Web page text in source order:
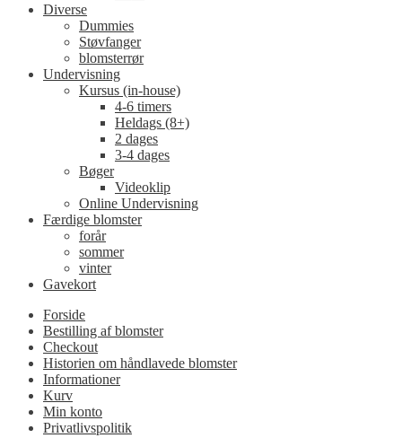
Diverse
Dummies
Støvfanger
blomsterrør
Undervisning
Kursus (in-house)
4-6 timers
Heldags (8+)
2 dages
3-4 dages
Bøger
Videoklip
Online Undervisning
Færdige blomster
forår
sommer
vinter
Gavekort
Forside
Bestilling af blomster
Checkout
Historien om håndlavede blomster
Informationer
Kurv
Min konto
Privatlivspolitik